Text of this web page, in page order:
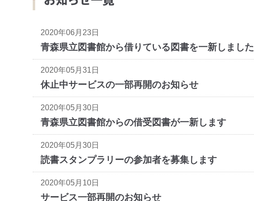
2020年06月23日
青森県立図書館から借りている図書を一新しました
2020年05月31日
休止中サービスの一部再開のお知らせ
2020年05月30日
青森県立図書館からの借受図書が一新します
2020年05月30日
読書スタンプラリーの参加者を募集します
2020年05月10日
サービス一部再開のお知らせ